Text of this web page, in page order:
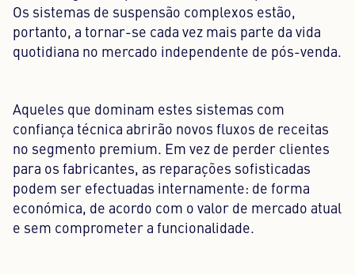
Os sistemas de suspensão complexos estão,
portanto, a tornar-se cada vez mais parte da vida
quotidiana no mercado independente de pós-venda.
Aqueles que dominam estes sistemas com
confiança técnica abrirão novos fluxos de receitas
no segmento premium. Em vez de perder clientes
para os fabricantes, as reparações sofisticadas
podem ser efectuadas internamente: de forma
económica, de acordo com o valor de mercado atual
e sem comprometer a funcionalidade.